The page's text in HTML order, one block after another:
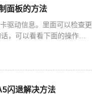
面板的方法
驱动信息。里面可以检查更
，可以看看下面的操作方
闪退解决方法